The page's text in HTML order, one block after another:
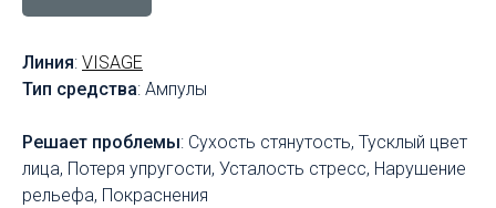
Линия: VISAGE
Тип средства: Ампулы
Решает проблемы: Сухость стянутость, Тусклый цвет
лица, Потеря упругости, Усталость стресс, Нарушение
рельефа, Покраснения